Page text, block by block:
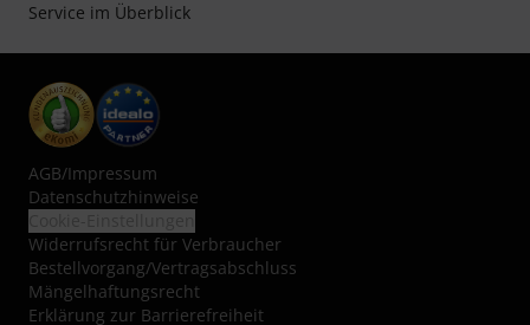
Service im Überblick
AGB/Impressum
Datenschutzhinweise
Widerrufsrecht für Verbraucher
Bestellvorgang/Vertragsabschluss
Mängelhaftungsrecht
Erklärung zur Barrierefreiheit